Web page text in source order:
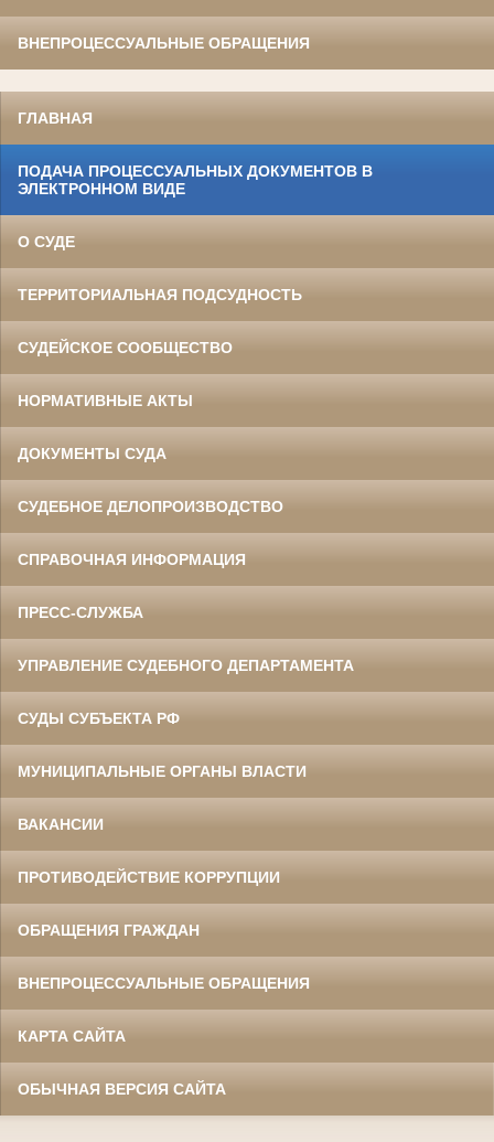
ВНЕПРОЦЕССУАЛЬНЫЕ ОБРАЩЕНИЯ
ГЛАВНАЯ
ПОДАЧА ПРОЦЕССУАЛЬНЫХ ДОКУМЕНТОВ В
ЭЛЕКТРОННОМ ВИДЕ
О СУДЕ
ТЕРРИТОРИАЛЬНАЯ ПОДСУДНОСТЬ
СУДЕЙСКОЕ СООБЩЕСТВО
НОРМАТИВНЫЕ АКТЫ
ДОКУМЕНТЫ СУДА
СУДЕБНОЕ ДЕЛОПРОИЗВОДСТВО
СПРАВОЧНАЯ ИНФОРМАЦИЯ
ПРЕСС-СЛУЖБА
УПРАВЛЕНИЕ СУДЕБНОГО ДЕПАРТАМЕНТА
СУДЫ СУБЪЕКТА РФ
МУНИЦИПАЛЬНЫЕ ОРГАНЫ ВЛАСТИ
ВАКАНСИИ
ПРОТИВОДЕЙСТВИЕ КОРРУПЦИИ
ОБРАЩЕНИЯ ГРАЖДАН
ВНЕПРОЦЕССУАЛЬНЫЕ ОБРАЩЕНИЯ
КАРТА САЙТА
ОБЫЧНАЯ ВЕРСИЯ САЙТА